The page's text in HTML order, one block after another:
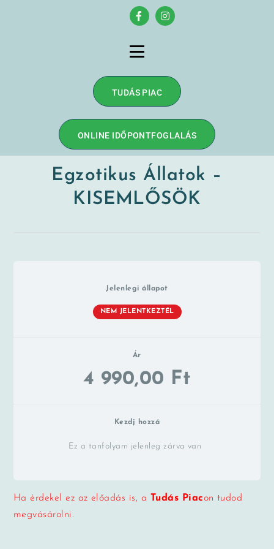
TUDÁS PIAC
ONLINE IDŐPONTFOGLALÁS
Egzotikus Állatok –
KISEMLŐSÖK
Jelenlegi állapot
NEM JELENTKEZTÉL
Ár
4 990,00 Ft
Kezdj hozzá
Ez a tanfolyam jelenleg zárva van
Ha érdekel ez az előadás is, a Tudás Piacon tudod
megvásárolni.